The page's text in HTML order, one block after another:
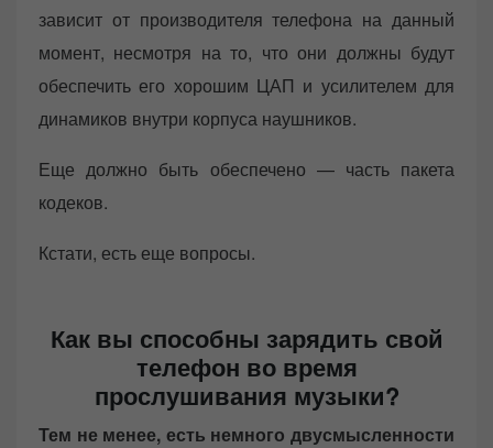
зависит от производителя телефона на данный
момент, несмотря на то, что они должны будут
обеспечить его хорошим ЦАП и усилителем для
динамиков внутри корпуса наушников.
Еще должно быть обеспечено — часть пакета
кодеков.
Кстати, есть еще вопросы.
Как вы способны зарядить свой
телефон во время
прослушивания музыки?
Тем не менее, есть немного двусмысленности